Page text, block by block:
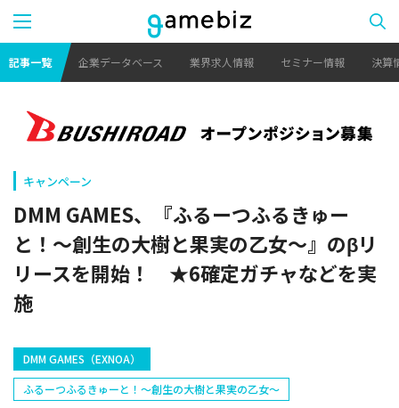
記事一覧 企業データベース 業界求人情報 セミナー情報 決算
キャンペーン
DMM GAMES、『ふるーつふるきゅー
と！～創生の大樹と果実の乙女～』のβリ
リースを開始！ ★6確定ガチャなどを実
施
DMM GAMES（EXNOA）
ふるーつふるきゅーと！～創生の大樹と果実の乙女～